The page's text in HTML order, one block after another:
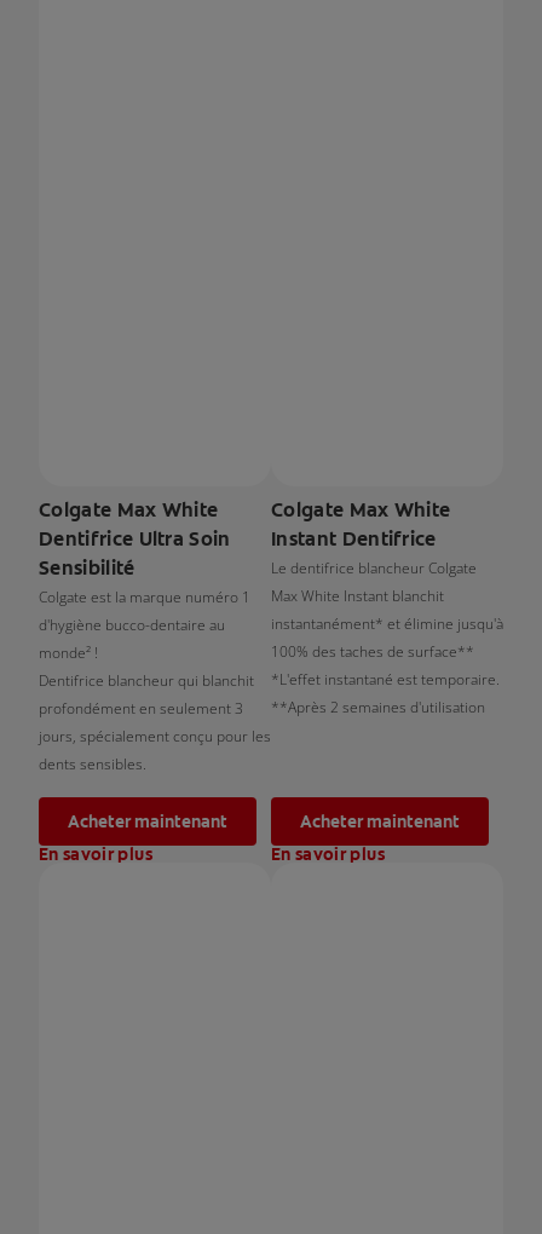
Colgate Max White
Dentifrice Ultra Soin
Sensibilité
Colgate est la marque numéro 1
d'hygiène bucco-dentaire au
monde² !
Dentifrice blancheur qui blanchit
profondément en seulement 3
jours, spécialement conçu pour les
dents sensibles.
Acheter maintenant
En savoir plus
Colgate Max White
Instant Dentifrice
Le dentifrice blancheur Colgate
Max White Instant blanchit
instantanément* et élimine jusqu'à
100% des taches de surface**
*L'effet instantané est temporaire.
**Après 2 semaines d'utilisation
Acheter maintenant
En savoir plus